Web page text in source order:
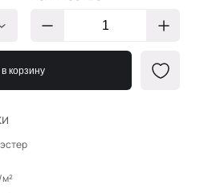
ВР104
ВР102
корзину